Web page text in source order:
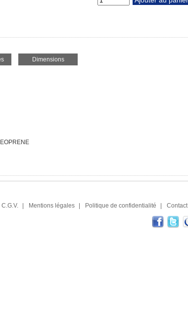
Dimensions
C.G.V. Mentions légales Politique de confidentialité Contact